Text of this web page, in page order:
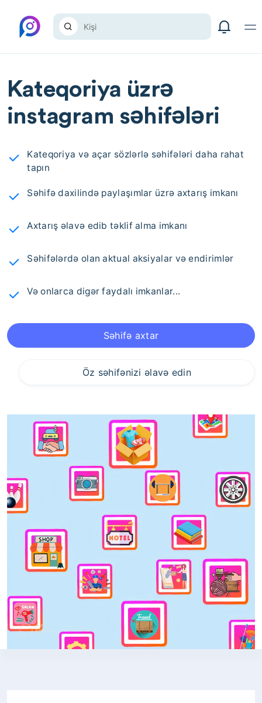
Kateqoriya üzrə
instagram səhifələri
Kateqoriya və açar sözlərlə səhifələri daha rahat
tapın
Səhifə daxilində paylaşımlar üzrə axtarış imkanı
Axtarış əlavə edib təklif alma imkanı
Səhifələrdə olan aktual aksiyalar və endirimlər
Və onlarca digər faydalı imkanlar...
Səhifə axtar
Öz səhifənizi əlavə edin